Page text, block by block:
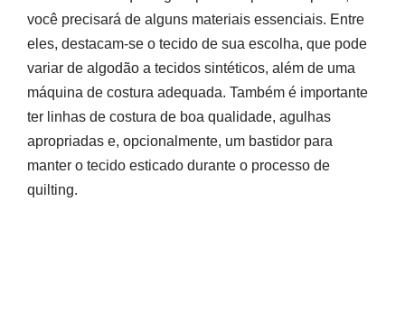
você precisará de alguns materiais essenciais. Entre
eles, destacam-se o tecido de sua escolha, que pode
variar de algodão a tecidos sintéticos, além de uma
máquina de costura adequada. Também é importante
ter linhas de costura de boa qualidade, agulhas
apropriadas e, opcionalmente, um bastidor para
manter o tecido esticado durante o processo de
quilting.